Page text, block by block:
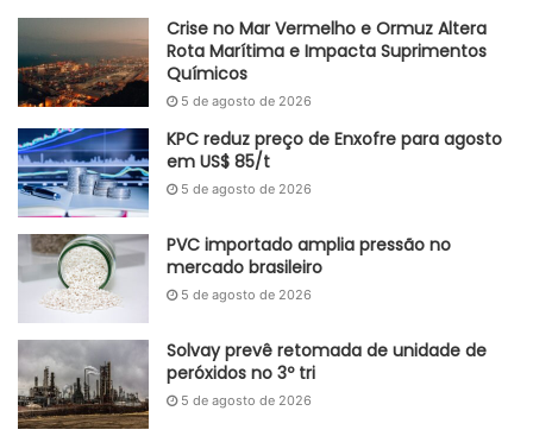
França.
Em 9 de abril, os locais de armazenamento em toda a UE
estavam 55,55% cheios, de acordo com dados da Gas
Infrastructure Europe. Isso está bem acima da média de
cinco anos e dos níveis de armazenamento de gás no final
dos dois invernos anteriores.
Se a demanda por GNL na Ásia, especialmente na China,
aumentar com a reabertura chinesa, a Europa pode ter
que pagar pelo fornecimento spot para vencer a
concorrência do mercado asiático antes do próximo
inverno.
Fonte Oil Price
Crise no Mar Vermelho e Ormuz Altera
Rota Marítima e Impacta Suprimentos
Químicos
5 de agosto de 2026
KPC reduz preço de Enxofre para agosto
em US$ 85/t
5 de agosto de 2026
PVC importado amplia pressão no
mercado brasileiro
5 de agosto de 2026
Solvay prevê retomada de unidade de
peróxidos no 3º tri
5 de agosto de 2026